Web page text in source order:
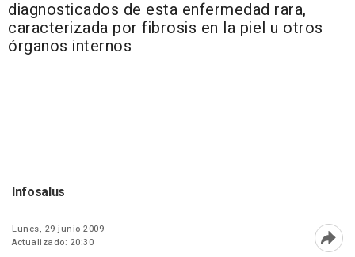
diagnosticados de esta enfermedad rara,
caracterizada por fibrosis en la piel u otros
órganos internos
Infosalus
Lunes, 29 junio 2009
Actualizado: 20:30